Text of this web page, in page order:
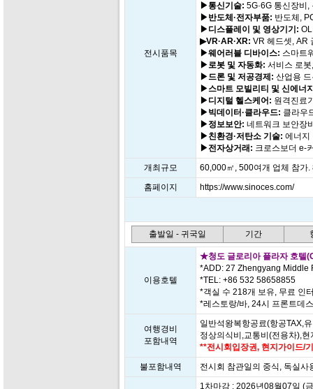
전시품목
▶통신기술: 5G·6G 통신장비
▶반도체·전자부품: 반도체,
▶디스플레이 및 영상기기:
▶VR·AR·XR: VR 헤드셋, AR
▶웨어러블 디바이스: 스마트
▶로봇 및 자동화: 서비스 로
▶드론 및 저공경제: 산업용
▶스마트 모빌리티 및 신에너
▶디지털 헬스케어: 원격진료
▶빅데이터·클라우드: 클라우
▶정보보안: 네트워크 보안장
▶친환경·저탄소 기술: 에너지
▶전자상거래: 크로스보더 e-
개최규모
60,000㎡, 500여개 업체 참가
홈페이지
https://www.sinoces.com/
출발일 - 귀국일 기간
이용호텔
★청도 글로리아 플라자 호텔
*ADD: 27 Zhengyang Middle
*TEL: +86 532 58658855
*객실 수 218개 보유, 무료 인
*레스토랑/바, 24시 프론트데
여행경비
포함내역
일반석왕복항공료(항공TAX,
정상의식비,교통비(전용차),
**전시회입장권, 현지가이드/
불포함내역
전시회 참관일의 중식, 독실사
1차마감 : 2026년08월07일 (